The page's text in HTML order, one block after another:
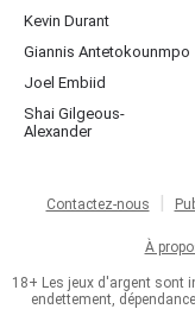
Kevin Durant
Giannis Antetokounmpo
Joel Embiid
Shai Gilgeous-
Alexander
Contactez-nous
À
18+ Les jeux d'argent sont
endettement,